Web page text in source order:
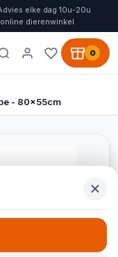
elke dag 10u-20u
dierenwinkel
0
- 80x55cm